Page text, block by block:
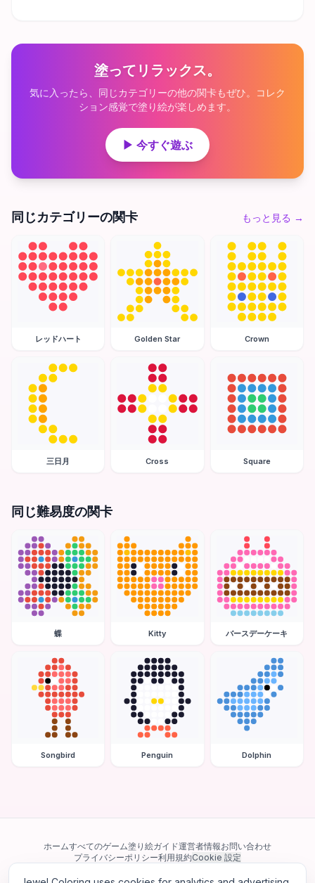
塗ってリラックス。
気に入ったら、同じカテゴリーの他の関卡もぜひ。コレク
ション感覚で塗り絵が楽しめます。
▶ 今すぐ遊ぶ
同じカテゴリーの関卡 もっと見る →
レッドハート Golden Star Crown
三日月 Cross Square
同じ難易度の関卡
蝶 Kitty バースデーケーキ
Songbird Penguin Dolphin
ホームすべてのゲーム塗り絵ガイド運営者情報お問い合わせ
プライバシーポリシー利用規約Cookie 設定